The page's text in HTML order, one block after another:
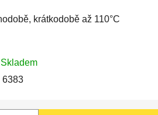
krátkodobě až 110°C
Skladem
6383